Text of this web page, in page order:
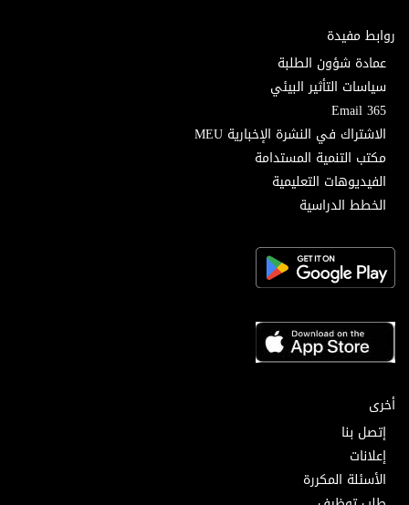
روابط مفيدة
عمادة شؤون الطلبة
سياسات التأثير البيئي
Email 365
الاشتراك في النشرة الإخبارية MEU
مكتب التنمية المستدامة
الفيديوهات التعليمية
الخطط الدراسية
أخرى
إتصل بنا
إعلانات
الأسئلة المكررة